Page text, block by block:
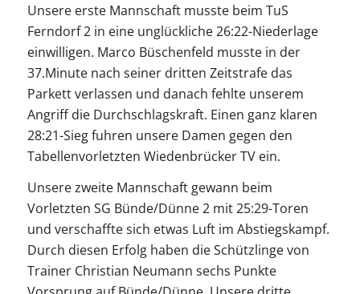
Unsere erste Mannschaft musste beim TuS
Ferndorf 2 in eine unglückliche 26:22-Niederlage
einwilligen. Marco Büschenfeld musste in der
37.Minute nach seiner dritten Zeitstrafe das
Parkett verlassen und danach fehlte unserem
Angriff die Durchschlagskraft. Einen ganz klaren
28:21-Sieg fuhren unsere Damen gegen den
Tabellenvorletzten Wiedenbrücker TV ein.
Unsere zweite Mannschaft gewann beim
Vorletzten SG Bünde/Dünne 2 mit 25:29-Toren
und verschaffte sich etwas Luft im Abstiegskampf.
Durch diesen Erfolg haben die Schützlinge von
Trainer Christian Neumann sechs Punkte